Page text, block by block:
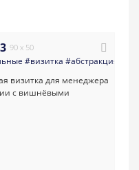
90 x 50
#визитка #абстракция